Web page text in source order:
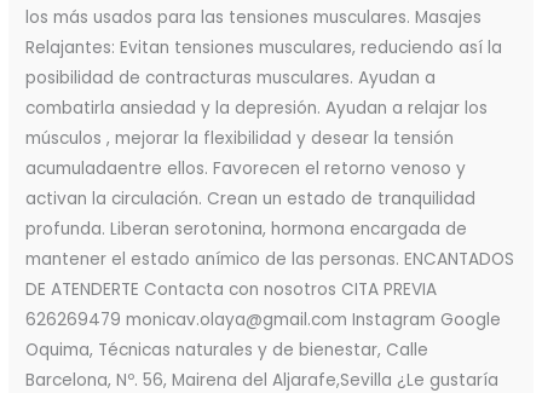
los más usados para las tensiones musculares. Masajes
Relajantes: Evitan tensiones musculares, reduciendo así la
posibilidad de contracturas musculares. Ayudan a
combatirla ansiedad y la depresión. Ayudan a relajar los
músculos , mejorar la flexibilidad y desear la tensión
acumuladaentre ellos. Favorecen el retorno venoso y
activan la circulación. Crean un estado de tranquilidad
profunda. Liberan serotonina, hormona encargada de
mantener el estado anímico de las personas. ENCANTADOS
DE ATENDERTE Contacta con nosotros CITA PREVIA
626269479 monicav.olaya@gmail.com Instagram Google
Oquima, Técnicas naturales y de bienestar, Calle
Barcelona, Nº. 56, Mairena del Aljarafe,Sevilla ¿Le gustaría